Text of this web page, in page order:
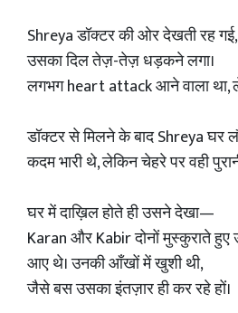
Shreya डॉक्टर की ओर देखती रह
उसका दिल तेज़-तेज़ धड़कने लगा।
लगभग heart attack आने वाला था,
डॉक्टर से मिलने के बाद Shreya घर
कदम भारी थे, लेकिन चेहरे पर वही
घर में दाख़िल होते ही उसने देखा—
Karan और Kabir दोनों मुस्कुराते
आए थे। उनकी आँखों में खुशी थी,
जैसे बस उसका इंतज़ार ही कर रहे हों।